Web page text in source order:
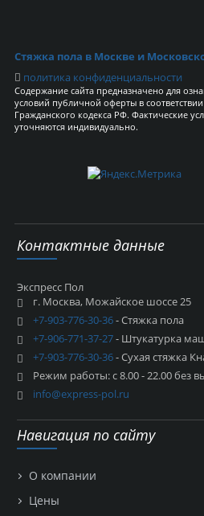
Стяжка пола в Москве и
политика конфиденциальности
Содержание сайта предназначено для
условий публичной оферты в
Гражданского кодекса РФ. Фактические
уточняются индивидуально.
Контактные данные
Экспресс Пол
г. Москва, Можайское шоссе 25
+7-903-776-30-36- Стяжка пола
+7-906-771-37-27- Штукатурка
+7-903-776-30-36- Сухая стяжка
Режим работы: с 8.00 - 22.00 без
info@express-pol.ru
Навигация по сайту
О компании
Цены